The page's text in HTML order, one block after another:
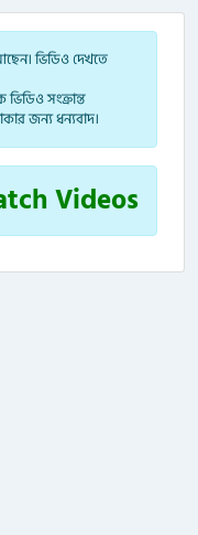
ভিডিও দেখতে
সংক্রান্ত
জন্য ধন্যবাদ।
Videos